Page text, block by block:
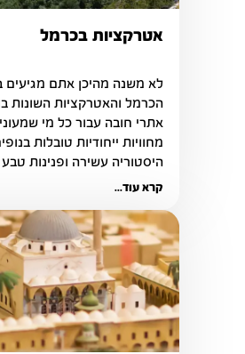
אטרקציות בכרמל
היסטוריה עשירה ופנינות טבע
קרא עוד...